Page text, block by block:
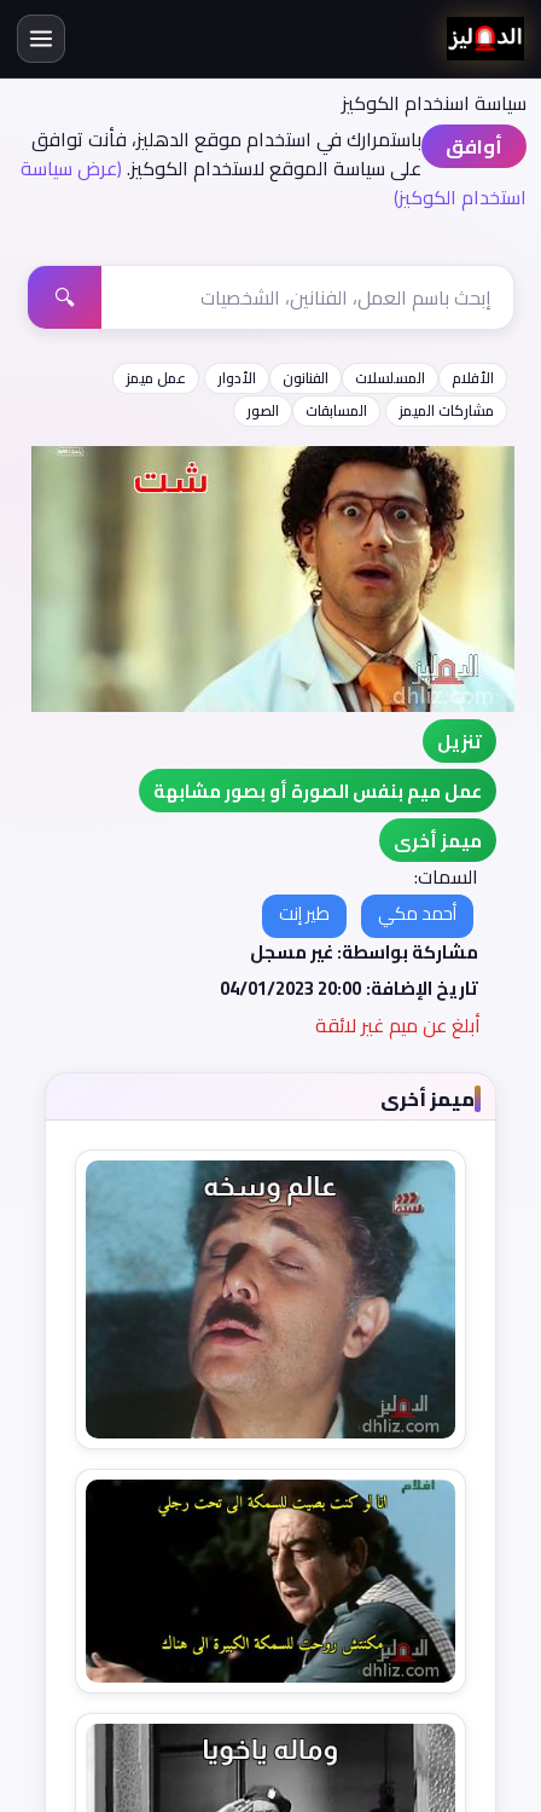
سياسة اسنخدام الكوكيز
أوافق
باستمرارك في استخدام موقع الدهليز، فأنت توافق
على سياسة الموقع لاستخدام الكوكيز.(عرض سياسة
استخدام الكوكيز)
🔍
الأفلام المسلسلات الفنانون الأدوار
عمل ميمز
مشاركات الميمز
المسابقات الصور
تنزيل
عمل ميم بنفس الصورة أو بصور مشابهة
ميمز أخرى
السمات:
أحمد مكي
طير إنت
مشاركة بواسطة: غير مسجل
تاريخ الإضافة:04/01/2023 20:00
أبلغ عن ميم غير لائقة
ميمز أخرى